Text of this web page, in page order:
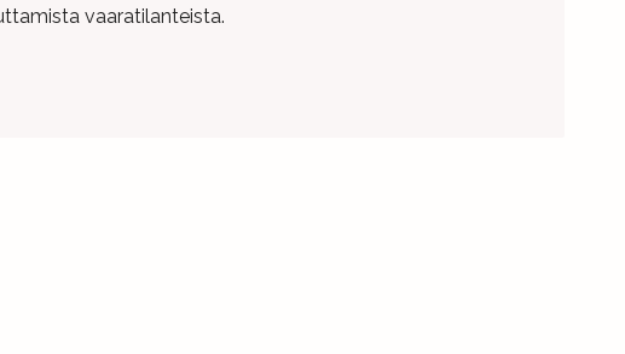
vaaratilanteista.